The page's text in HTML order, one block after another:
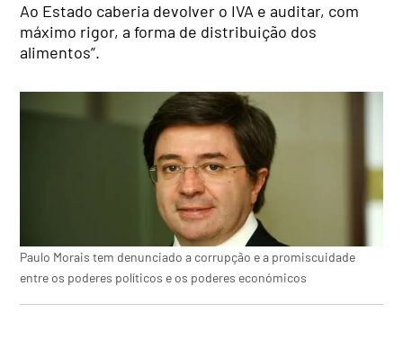
Ao Estado caberia devolver o IVA e auditar, com
máximo rigor, a forma de distribuição dos
alimentos”.
Paulo Morais tem denunciado a corrupção e a promiscuidade
entre os poderes políticos e os poderes económicos